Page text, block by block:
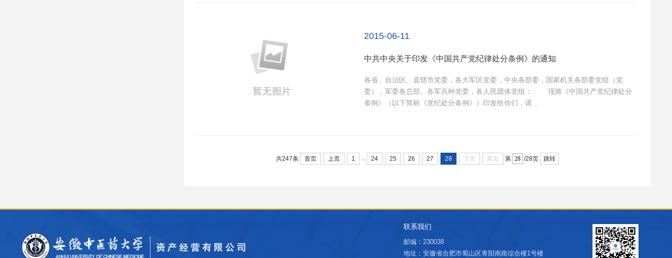
2015-06-11
中共中央关于印发《中国共产党纪律处分条例》的通知
各省、自治区、直辖市党委，各大军区党委，中央各部委，国家机关各部委党组（党
委），军委各总部、各军兵种党委，各人民团体党组： 现将《中国共产党纪律处分
条例》（以下简称《党纪处分条例》）印发给你们，请...
共247条 首页 上页 1 ... 24 25 26 27 28 下页 尾页 第 /28页 跳转
联系我们
邮编：230038
地址：安徽省合肥市蜀山区青阳南路综合楼1号楼